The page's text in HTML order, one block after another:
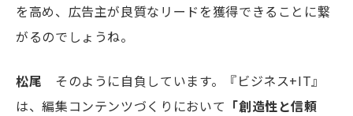
を高め、広告主が良質なリードを獲得できることに繋
がるのでしょうね。
松尾 そのように自負しています。『ビジネス+IT』
は、編集コンテンツづくりにおいて 「創造性と信頼